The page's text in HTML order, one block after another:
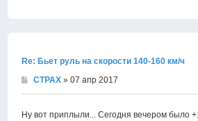
Re: Бьет руль на скорости 140-160 км/ч
CTPAX » 07 апр 2017
Ну вот приплыли... Сегодня вечером было